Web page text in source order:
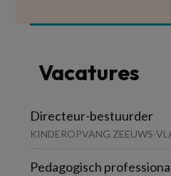
Vacatures
Directeur-bestuurder
KINDEROPVANG ZEEUWS-
Pedagogisch